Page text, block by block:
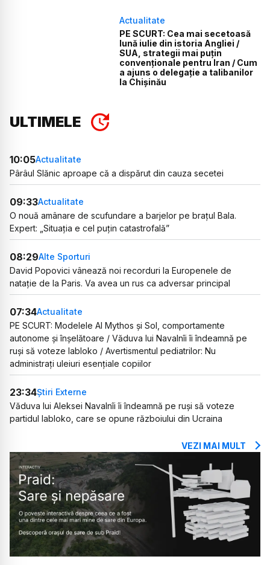
Actualitate
PE SCURT: Cea mai secetoasă
lună iulie din istoria Angliei /
SUA, strategii mai puțin
convenționale pentru Iran / Cum
a ajuns o delegație a talibanilor
la Chișinău
ULTIMELE
10:05Actualitate
Pârâul Slănic aproape că a dispărut din cauza secetei
09:33Actualitate
O nouă amânare de scufundare a barjelor pe brațul Bala.
Expert: „Situația e cel puțin catastrofală”
08:29Alte Sporturi
David Popovici vânează noi recorduri la Europenele de
natație de la Paris. Va avea un rus ca adversar principal
07:34Actualitate
PE SCURT: Modelele AI Mythos și Sol, comportamente
autonome și înșelătoare / Văduva lui Navalnîi îi îndeamnă pe
ruși să voteze Iabloko / Avertismentul pediatrilor: Nu
administrați uleiuri esențiale copiilor
23:34Știri Externe
Văduva lui Aleksei Navalnîi îi îndeamnă pe ruși să voteze
partidul Iabloko, care se opune războiului din Ucraina
VEZI MAI MULT